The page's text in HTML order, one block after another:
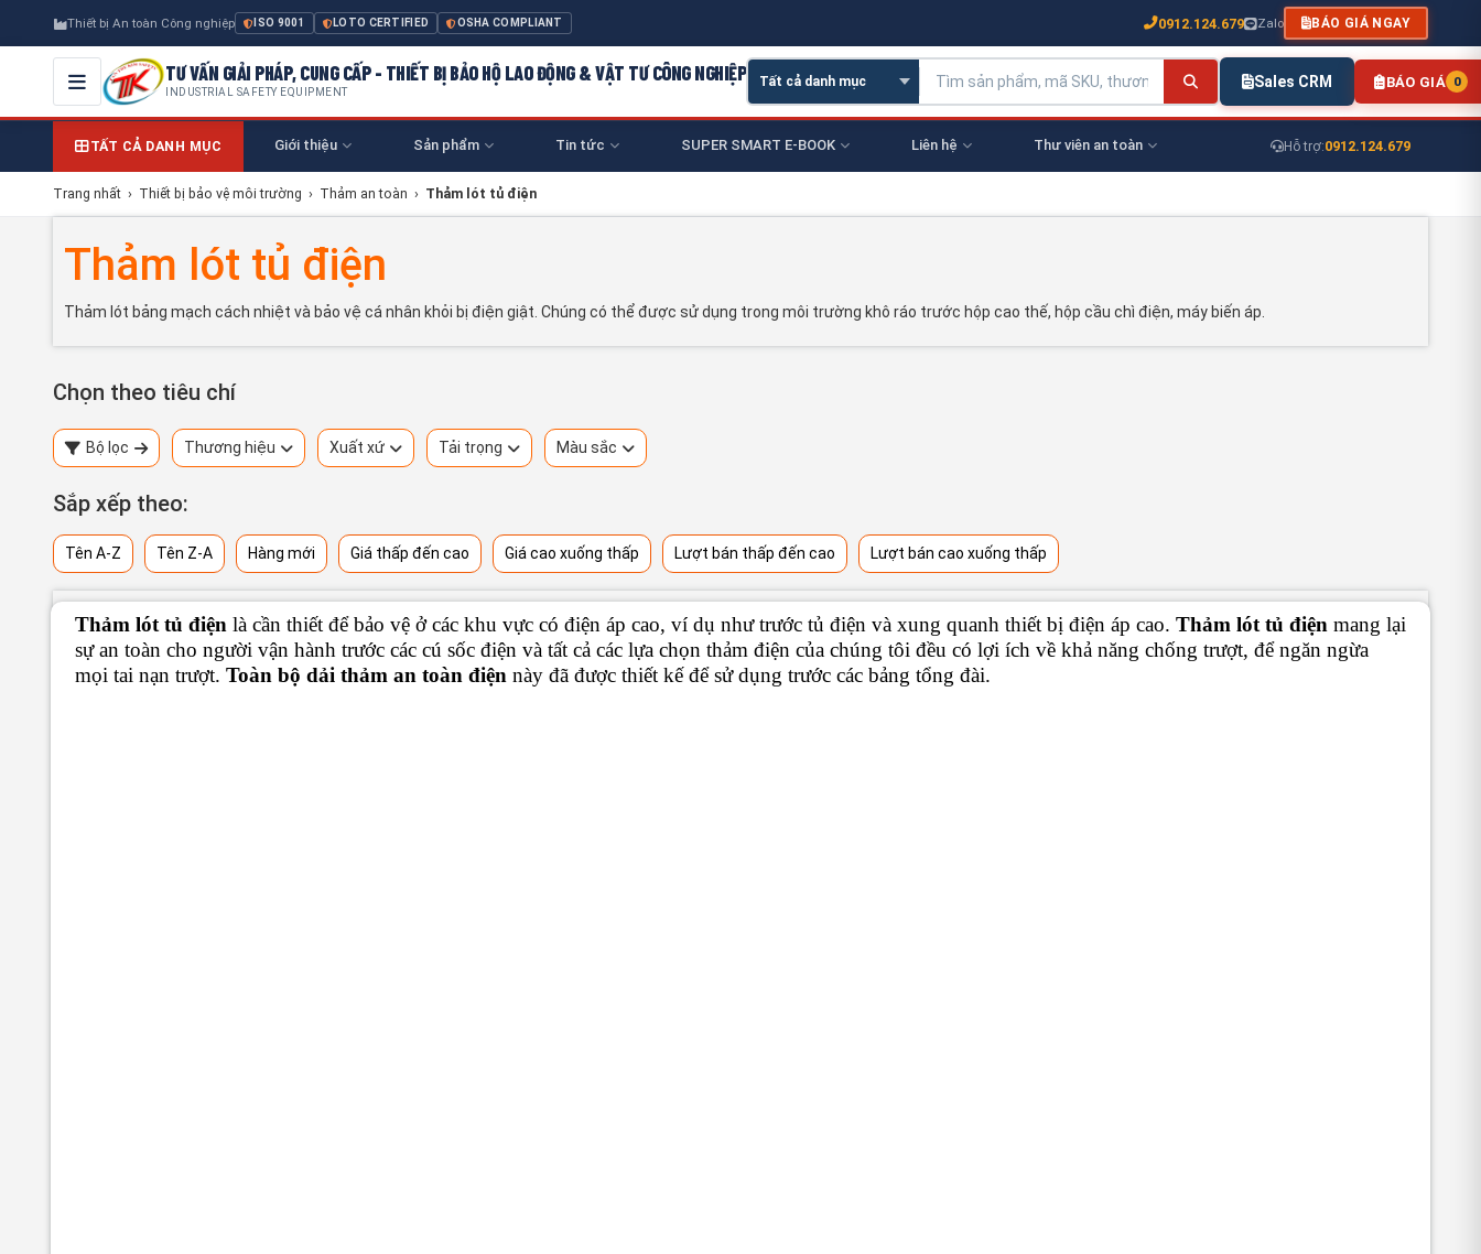
Thiết bị An toàn Công nghiệp ISO 9001 LOTO CERTIFIED OSHA COMPLIANT 0912.124.679 Zalo BÁO GIÁ NGAY
TƯ VẤN GIẢI PHÁP, CUNG CẤP - THIẾT BỊ BẢO HỘ LAO ĐỘNG & VẬT TƯ CÔNG NGHIỆP
INDUSTRIAL SAFETY EQUIPMENT
Sales CRM BÁO GIÁ 0
TẤT CẢ DANH MỤC Giới thiệu Sản phẩm Tin tức SUPER SMART E-BOOK Liên hệ Thư viên an toàn Hỗ trợ:0912.124.679
Trang nhất › Thiết bị bảo vệ môi trường › Thảm an toàn › Thảm lót tủ điện
Thảm lót tủ điện
Thảm lót bảng mạch cách nhiệt và bảo vệ cá nhân khỏi bị điện giật. Chúng có thể được sử dụng trong môi trường khô ráo trước hộp cao thế, hộp cầu chì điện, máy biến áp.
Chọn theo tiêu chí
Bộ lọc Thương hiệu Xuất xứ Tải trọng Màu sắc
Sắp xếp theo:
Tên A-Z Tên Z-A Hàng mới Giá thấp đến cao Giá cao xuống thấp Lượt bán thấp đến cao Lượt bán cao xuống thấp
Thảm lót tủ điện là cần thiết để bảo vệ ở các khu vực có điện áp cao, ví dụ như trước tủ điện và xung quanh thiết bị điện áp cao. Thảm lót tủ điện mang lại
sự an toàn cho người vận hành trước các cú sốc điện và tất cả các lựa chọn thảm điện của chúng tôi đều có lợi ích về khả năng chống trượt, để ngăn ngừa
mọi tai nạn trượt. Toàn bộ dải thảm an toàn điện này đã được thiết kế để sử dụng trước các bảng tổng đài.